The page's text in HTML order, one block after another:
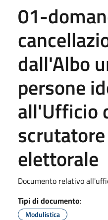
01-
dall'Albo
persone
all'Ufficio
elettorale
Documento relativo
Tipi di documento:
Modulistica